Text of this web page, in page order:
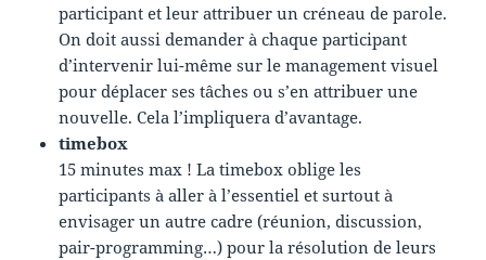
participant et leur attribuer un créneau de parole.
On doit aussi demander à chaque participant
d’intervenir lui-même sur le management visuel
pour déplacer ses tâches ou s’en attribuer une
nouvelle. Cela l’impliquera d’avantage.
timebox
15 minutes max ! La timebox oblige les
participants à aller à l’essentiel et surtout à
envisager un autre cadre (réunion, discussion,
pair-programming…) pour la résolution de leurs